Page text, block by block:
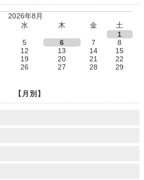
2026年8月
水 木 金
土
1
5 6 7
8
12 13 14
15
19 20 21
22
26 27 28
29
【月別】